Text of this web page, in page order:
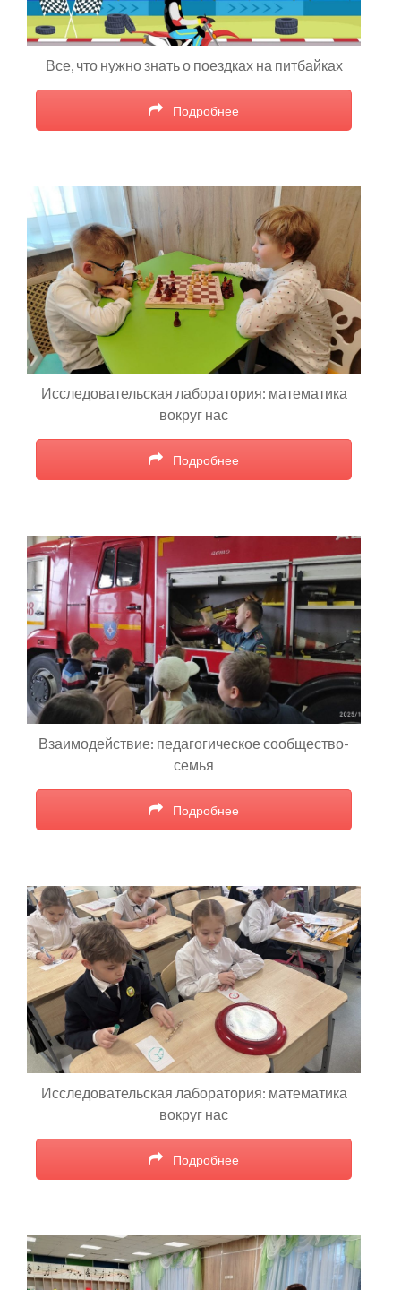
Все, что нужно знать о поездках на питбайках
Подробнее
Исследовательская лаборатория: математика
вокруг нас
Подробнее
Взаимодействие: педагогическое сообщество-
семья
Подробнее
Исследовательская лаборатория: математика
вокруг нас
Подробнее